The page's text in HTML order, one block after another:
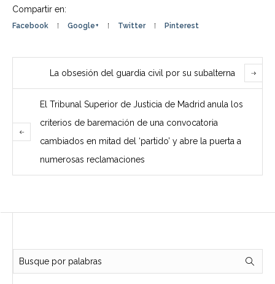
Compartir en:
Facebook Google+ Twitter Pinterest
La obsesión del guardia civil por su subalterna
El Tribunal Superior de Justicia de Madrid anula los
criterios de baremación de una convocatoria
cambiados en mitad del ‘partido’ y abre la puerta a
numerosas reclamaciones